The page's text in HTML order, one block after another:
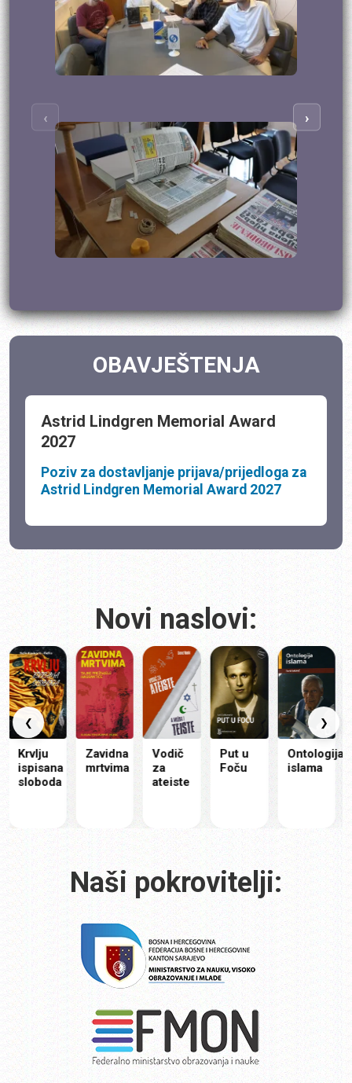
‹ ›
OBAVJEŠTENJA
Astrid Lindgren Memorial Award
2027
Poziv za dostavljanje prijava/prijedloga za
Astrid Lindgren Memorial Award 2027
Novi naslovi:
❮
Zavidna
mrtvima
Vodič
za
ateiste
Put u
Foču
Ontologija
islama
❯
Naši pokrovitelji: